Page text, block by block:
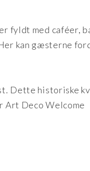
fyldt med caféer,
kan gæsterne
Dette historiske
Art Deco Welcome